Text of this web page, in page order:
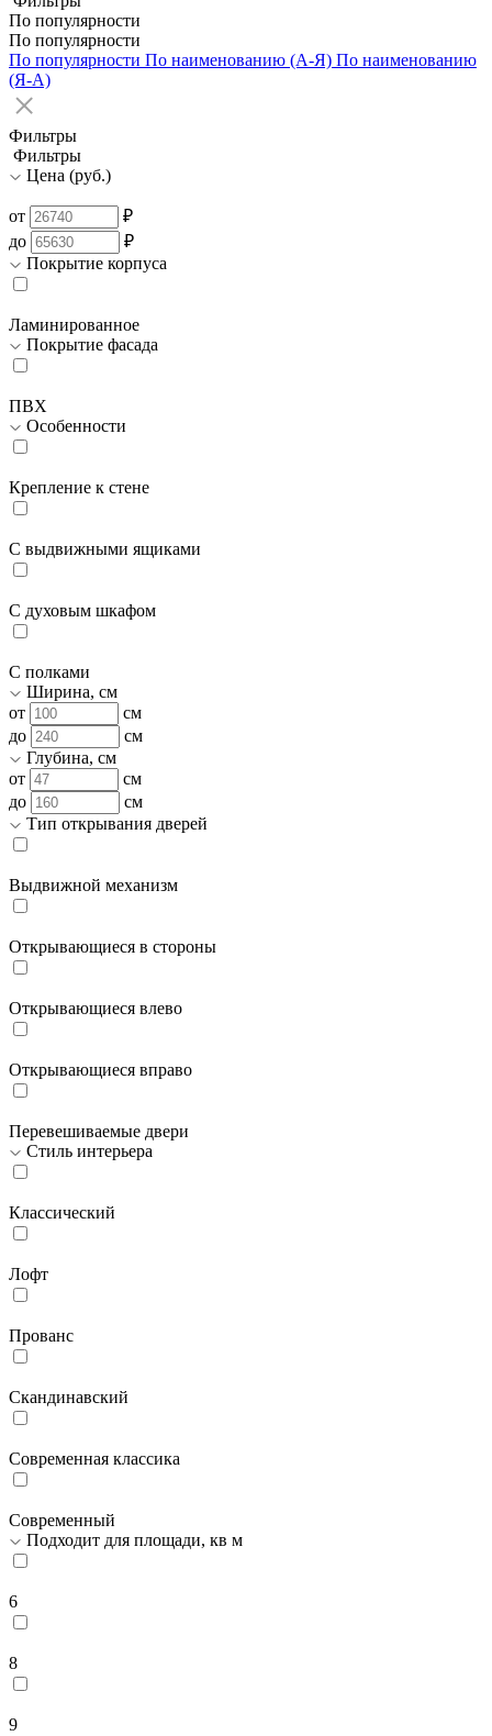
По популярности
По популярности
По популярности По наименованию (А-Я) По наименованию
(Я-А)
Фильтры
Фильтры
Цена (руб.)
от
₽
до
₽
Покрытие корпуса
Ламинированное
Покрытие фасада
ПВХ
Особенности
Крепление к стене
С выдвижными ящиками
С духовым шкафом
С полками
Ширина, см
от
см
до
см
Глубина, см
от
см
до
см
Тип открывания дверей
Выдвижной механизм
Открывающиеся в стороны
Открывающиеся влево
Открывающиеся вправо
Перевешиваемые двери
Стиль интерьера
Классический
Лофт
Прованс
Скандинавский
Современная классика
Современный
Подходит для площади, кв м
6
8
9